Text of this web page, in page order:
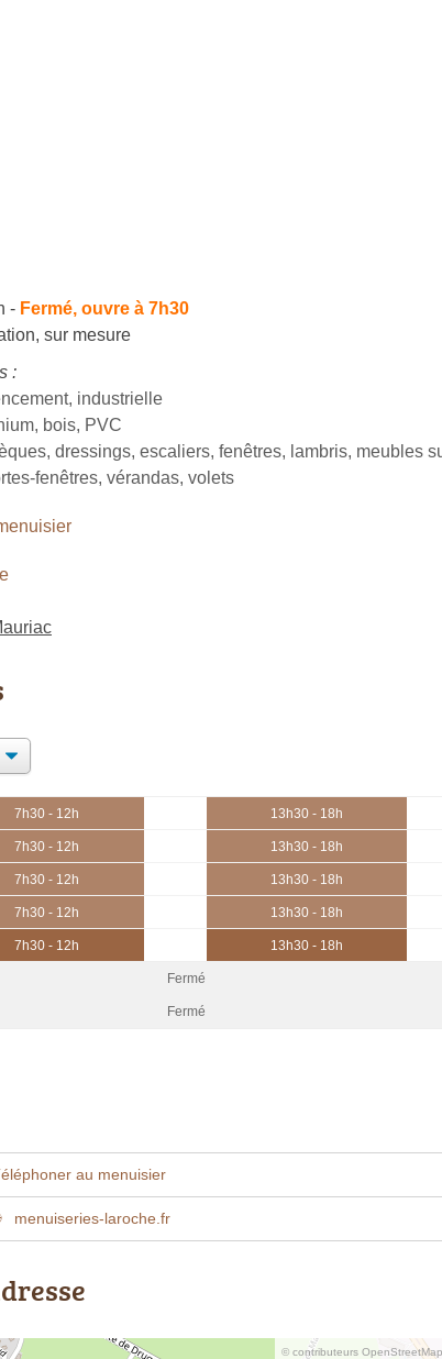
- Fermé, ouvre à 7h30
, sur mesure
:
industrielle
bois, PVC
dressings, escaliers, fenêtres, lambris, meubles
fenêtres, vérandas, volets
7h30 - 12h 13h30 - 18h
7h30 - 12h 13h30 - 18h
7h30 - 12h 13h30 - 18h
7h30 - 12h 13h30 - 18h
7h30 - 12h 13h30 - 18h
Fermé
Fermé
au menuisier
menuiseries-laroche.fr
© contributeurs OpenStreetMap